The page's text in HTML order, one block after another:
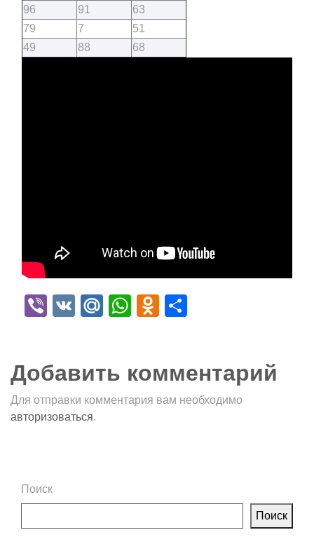
96
91
63
79
7
51
49
88 68
Viber
VK Mail.Ru
WhatsApp
Odnoklassniki
Добавить комментарий
Для отправки комментария вам необходимо
авторизоваться.
Поиск
Поиск